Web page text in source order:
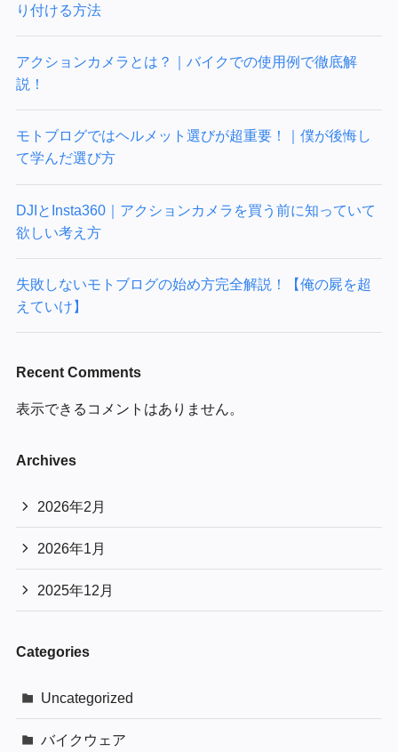
り付ける方法
アクションカメラとは？｜バイクでの使用例で徹底解
説！
モトブログではヘルメット選びが超重要！｜僕が後悔し
て学んだ選び方
DJIとInsta360｜アクションカメラを買う前に知っていて
欲しい考え方
失敗しないモトブログの始め方完全解説！【俺の屍を超
えていけ】
Recent Comments
表示できるコメントはありません。
Archives
2026年2月
2026年1月
2025年12月
Categories
Uncategorized
バイクウェア